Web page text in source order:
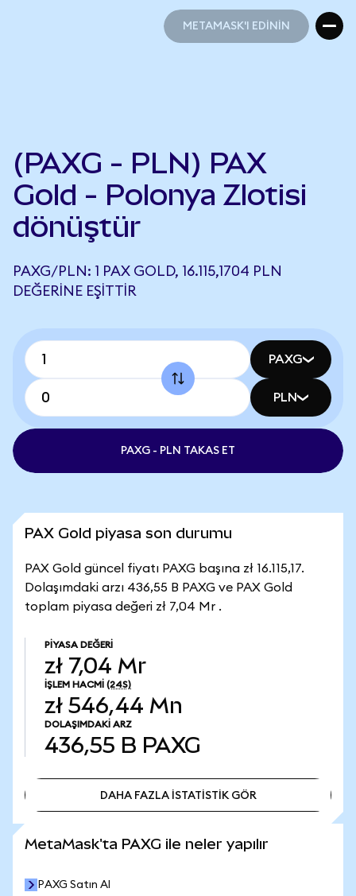
METAMASK'I EDİNİN
(PAXG - PLN) PAX
Gold - Polonya Zlotisi
dönüştür
PAXG/PLN: 1 PAX GOLD, 16.115,1704 PLN
DEĞERINE EŞITTIR
PAXG
PLN
PAXG - PLN TAKAS ET
PAX Gold piyasa son durumu
PAX Gold güncel fiyatı PAXG başına zł 16.115,17.
Dolaşımdaki arzı 436,55 B PAXG ve PAX Gold
toplam piyasa değeri zł 7,04 Mr .
PIYASA DEĞERI
zł 7,04 Mr
İŞLEM HACMI (24S)
zł 546,44 Mn
DOLAŞIMDAKI ARZ
436,55 B PAXG
DAHA FAZLA İSTATİSTİK GÖR
MetaMask'ta PAXG ile neler yapılır
PAXG Satın Al